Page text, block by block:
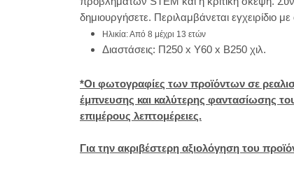
δημιουργήσετε. Περιλαμβάνεται εγχειρίδιο
Ηλικία: Από 8 μέχρι 13 ετών
Διαστάσεις: Π250 x Y60 x Β250 χιλ.
*Οι φωτογραφίες των προϊόντων σε
έμπνευσης και καλύτερης φαντασίωσης
επιμέρους λεπτομέρειες.
Για την ακριβέστερη αξιολόγηση του